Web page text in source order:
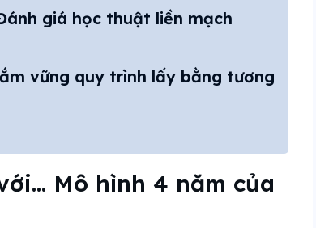
giá học thuật liền mạch
vững quy trình lấy bằng tương
Mô hình 4 năm của